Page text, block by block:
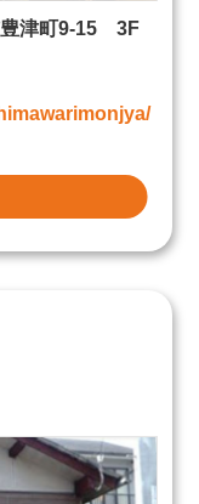
豊津町9-15 3F